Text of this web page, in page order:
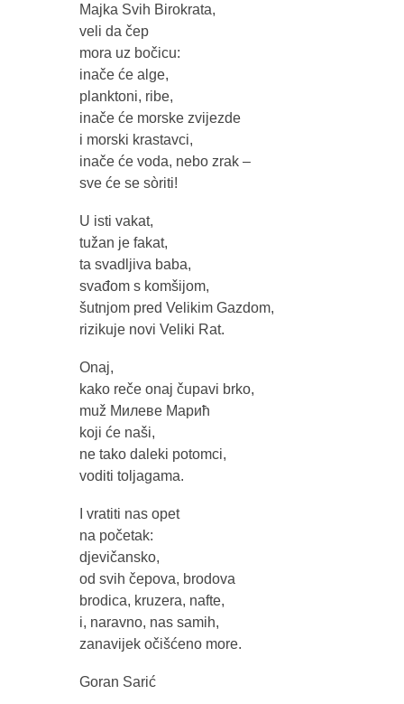
Majka Svih Birokrata,
veli da čep
mora uz bočicu:
inače će alge,
planktoni, ribe,
inače će morske zvijezde
i morski krastavci,
inače će voda, nebo zrak –
sve će se sòriti!
U isti vakat,
tužan je fakat,
ta svadljiva baba,
svađom s komšijom,
šutnjom pred Velikim Gazdom,
rizikuje novi Veliki Rat.
Onaj,
kako reče onaj čupavi brko,
muž Милеве Марић
koji će naši,
ne tako daleki potomci,
voditi toljagama.
I vratiti nas opet
na početak:
djevičansko,
od svih čepova, brodova
brodica, kruzera, nafte,
i, naravno, nas samih,
zanavijek očišćeno more.
Goran Sarić